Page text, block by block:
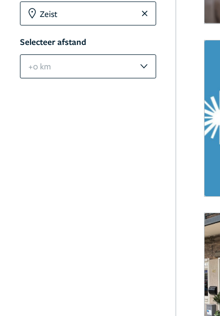
Selecteer afstand
+0 km